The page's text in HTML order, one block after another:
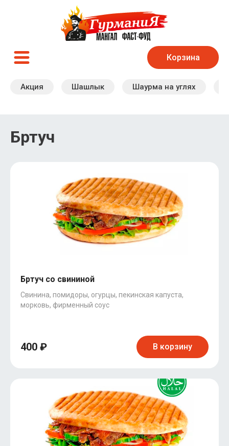
Корзина
Акция Шашлык Шаурма на углях
Бртуч
Бртуч со свининой
Свинина, помидоры, огурцы, пекинская капуста,
морковь, фирменный соус
400 ₽ В корзину